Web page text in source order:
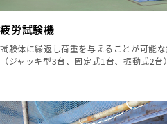
疲労試験機
試験体に繰返し荷重を与えることが可能
（ジャッキ型3台、固定式1台、振動式2台